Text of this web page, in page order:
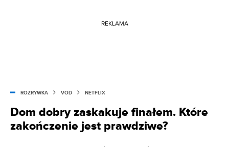
REKLAMA
ROZRYWKA VOD NETFLIX
Dom dobry zaskakuje finałem. Które
zakończenie jest prawdziwe?